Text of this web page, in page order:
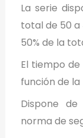
La serie
total de 50 a
50% de la
El tiempo
función de la
Dispone
norma de